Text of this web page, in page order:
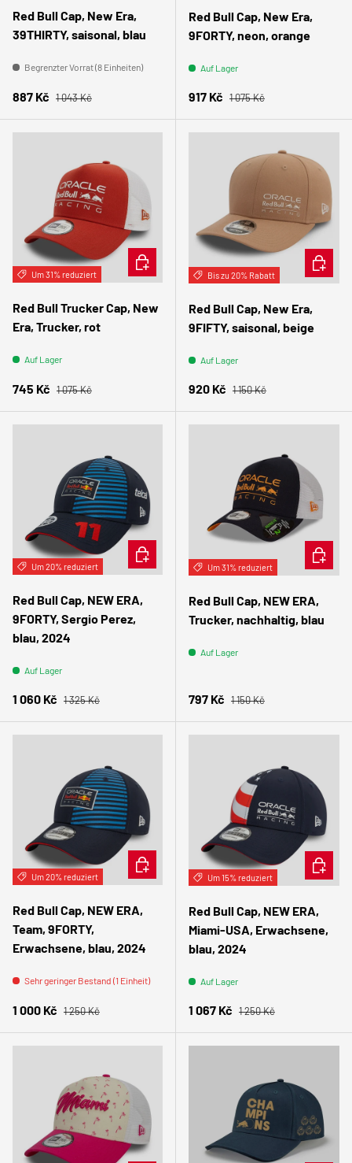
Red Bull Cap, New Era,
39THIRTY, saisonal, blau
Begrenzter Vorrat (8 Einheiten)
Verkaufspreis
887 Kč Normaler Preis
1 043 Kč
Red Bull Cap, New Era,
9FORTY, neon, orange
Auf Lager
Verkaufspreis
917 Kč Normaler Preis
1 075 Kč
Um 31% reduziert
Red Bull Trucker Cap, New
Era, Trucker, rot
Auf Lager
Verkaufspreis
745 Kč Normaler Preis
1 075 Kč
IN DEN WARENKORB
Bis zu 20% Rabatt
Red Bull Cap, New Era,
9FIFTY, saisonal, beige
Auf Lager
Verkaufspreis
920 Kč Normaler Preis
1 150 Kč
Um 20% reduziert
Red Bull Cap, NEW ERA,
9FORTY, Sergio Perez,
blau, 2024
Auf Lager
Verkaufspreis
1 060 Kč Normaler Preis
1 325 Kč
IN DEN WARENKORB
Um 31% reduziert
Red Bull Cap, NEW ERA,
Trucker, nachhaltig, blau
Auf Lager
Verkaufspreis
797 Kč Normaler Preis
1 150 Kč
IN DEN
Um 20% reduziert
Red Bull Cap, NEW ERA,
Team, 9FORTY,
Erwachsene, blau, 2024
Sehr geringer Bestand (1 Einheit)
Verkaufspreis
1 000 Kč Normaler Preis
1 250 Kč
IN DEN WARENKORB
Um 15% reduziert
Red Bull Cap, NEW ERA,
Miami-USA, Erwachsene,
blau, 2024
Auf Lager
Verkaufspreis
1 067 Kč Normaler Preis
1 250 Kč
IN DEN